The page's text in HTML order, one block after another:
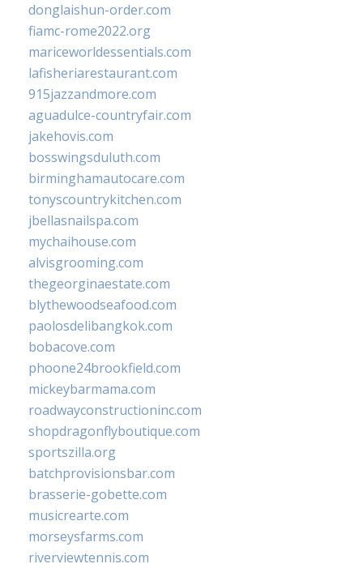
donglaishun-order.com
fiamc-rome2022.org
mariceworldessentials.com
lafisheriarestaurant.com
915jazzandmore.com
aguadulce-countryfair.com
jakehovis.com
bosswingsduluth.com
birminghamautocare.com
tonyscountrykitchen.com
jbellasnailspa.com
mychaihouse.com
alvisgrooming.com
thegeorginaestate.com
blythewoodseafood.com
paolosdelibangkok.com
bobacove.com
phoone24brookfield.com
mickeybarmama.com
roadwayconstructioninc.com
shopdragonflyboutique.com
sportszilla.org
batchprovisionsbar.com
brasserie-gobette.com
musicrearte.com
morseysfarms.com
riverviewtennis.com